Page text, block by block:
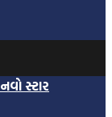
સ્ટાર